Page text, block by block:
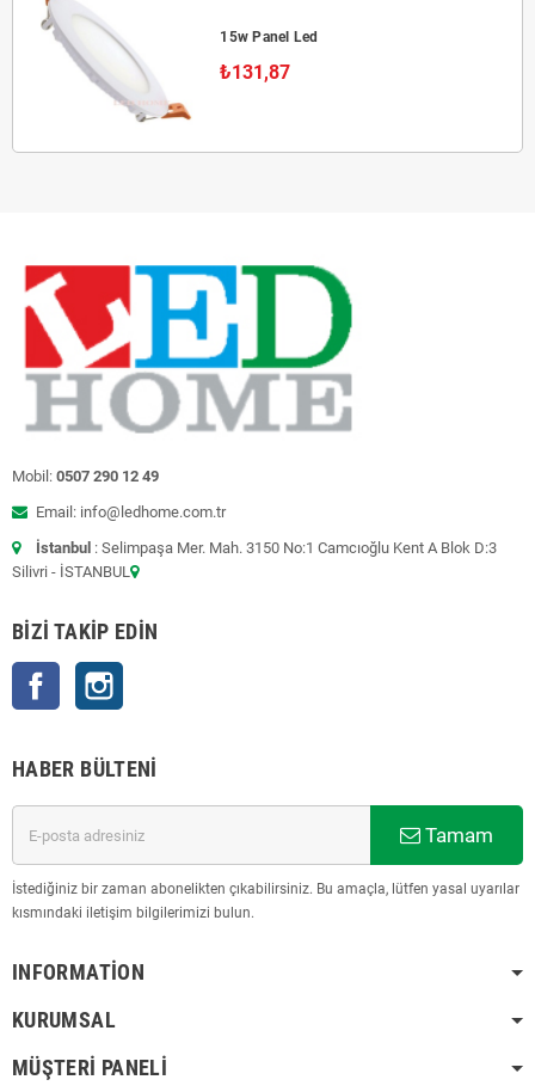
15w Panel Led
₺131,87
Mobil: 0507 290 12 49
Email: info@ledhome.com.tr
İstanbul : Selimpaşa Mer. Mah. 3150 No:1 Camcıoğlu Kent A Blok D:3
Silivri - İSTANBUL
BIZI TAKIP EDIN
Facebook
HABER BÜLTENI
Tamam
İstediğiniz bir zaman abonelikten çıkabilirsiniz. Bu amaçla, lütfen yasal uyarılar
kısmındaki iletişim bilgilerimizi bulun.
INFORMATION
KURUMSAL
MÜŞTERI PANELI